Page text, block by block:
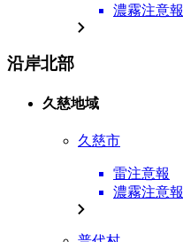
濃霧注意報
沿岸北部
久慈地域
久慈市
雷注意報
濃霧注意報